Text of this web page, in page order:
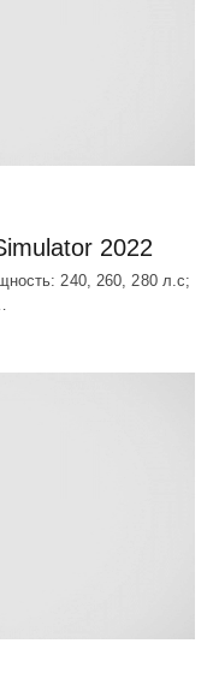
2022
240, 260, 280 л.с;